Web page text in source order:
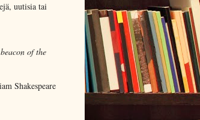
uutisia tai
of the
Shakespeare